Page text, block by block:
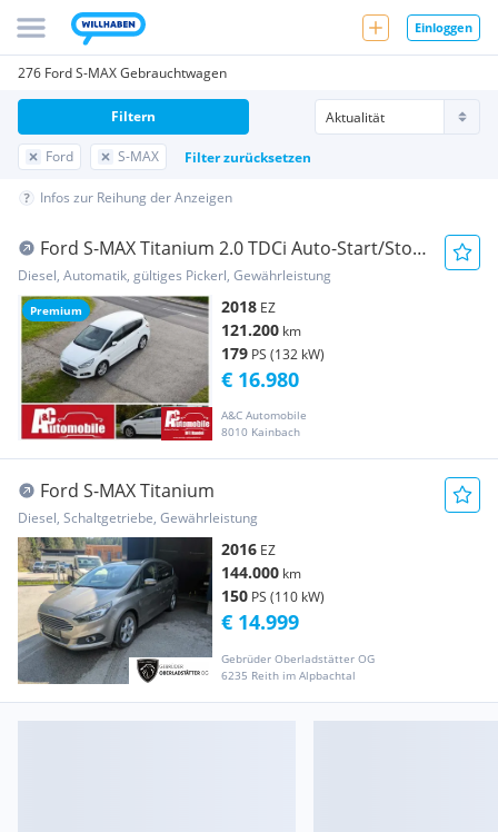
Einloggen
276 Ford S-MAX Gebrauchtwagen
Ford S-MAX Filter zurücksetzen
Filtern
Infos zur Reihung der Anzeigen
Premium
Ford S-MAX Titanium 2.0 TDCi Auto-Start/Stop
Aut. "B...
Diesel, Automatik, gültiges Pickerl, Gewährleistung
2018 EZ
121.200 km
179 PS (132 kW)
A&C Automobile
8010 Kainbach
€ 16.980
Ford S-MAX Titanium
Diesel, Schaltgetriebe, Gewährleistung
2016 EZ
144.000 km
150 PS (110 kW)
Gebrüder Oberladstätter OG
6235 Reith im Alpbachtal
€ 14.999